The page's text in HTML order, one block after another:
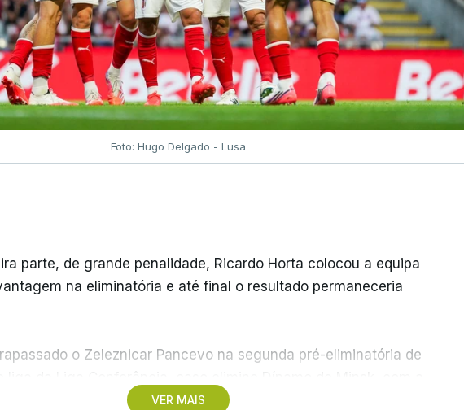
Foto: Hugo Delgado - Lusa
VER MAIS
parte, de grande penalidade, Ricardo Horta colocou a equipa
na eliminatória e até final o resultado permaneceria
o Zeleznicar Pancevo na segunda pré-eliminatória de
para 13 de agosto, na Bulgária – devido à guerra na Ucrânia e